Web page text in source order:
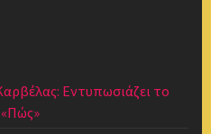
Εντυπωσιάζει το